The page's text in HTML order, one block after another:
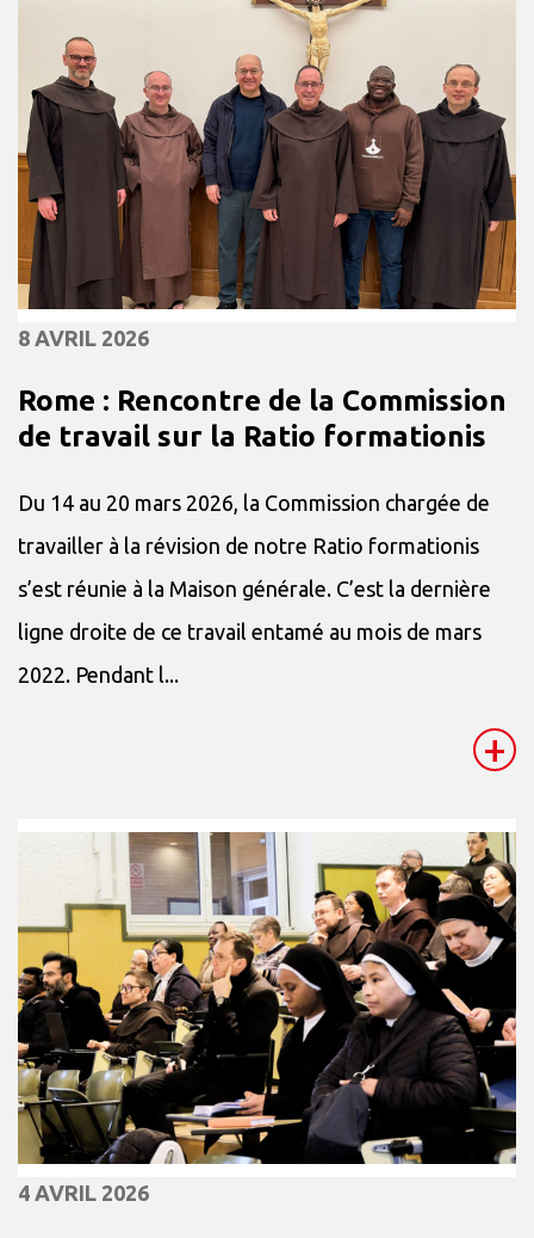
8 AVRIL 2026
Rome : Rencontre de la Commission
de travail sur la Ratio formationis
Du 14 au 20 mars 2026, la Commission chargée de
travailler à la révision de notre Ratio formationis
s’est réunie à la Maison générale. C’est la dernière
ligne droite de ce travail entamé au mois de mars
2022. Pendant l...
+
4 AVRIL 2026